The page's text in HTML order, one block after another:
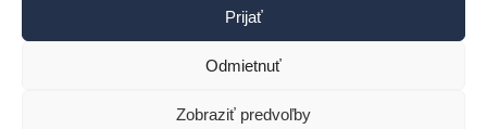
Prijať
Odmietnuť
Zobraziť predvoľby
Pravidlá používania
Reklama
Cookies
Ochrana osobných údajov